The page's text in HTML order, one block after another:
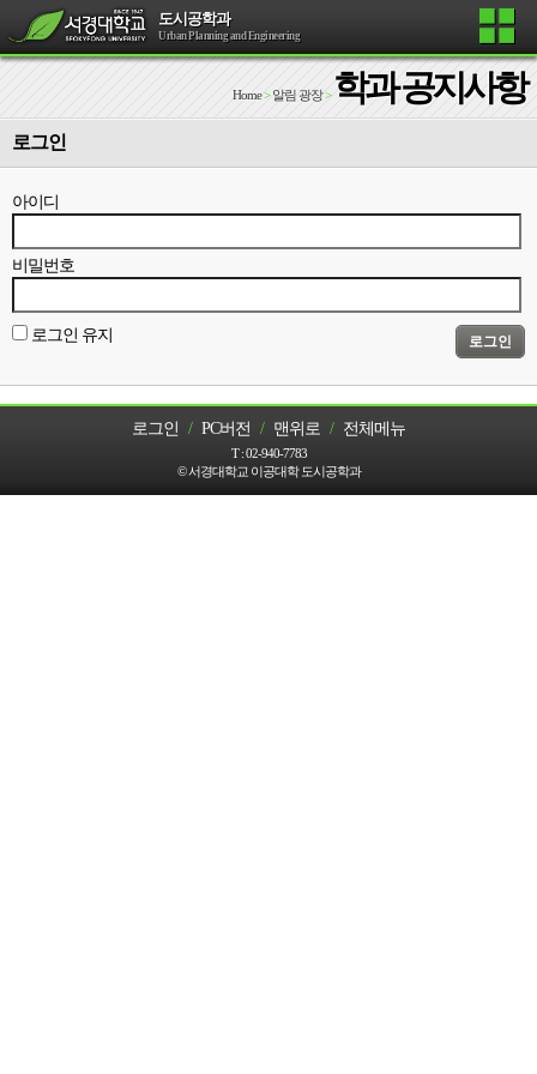
도시공학과
Urban Planning and Engineering
Home> 알림 광장> 학과 공지사항
로그인
아이디
비밀번호
로그인 유지 로그인
로그인 / PC버전 / 맨위로 / 전체메뉴
T :02-940-7783
© 서경대학교 이공대학 도시공학과